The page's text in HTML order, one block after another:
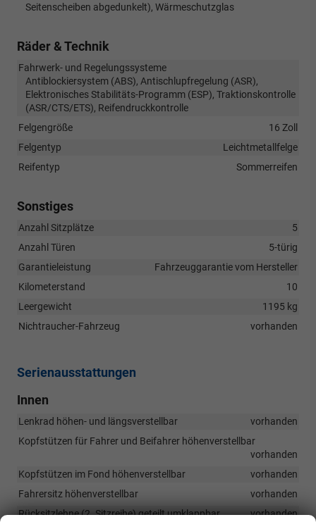
Seitenscheiben abgedunkelt), Wärmeschutzglas
Räder & Technik
Fahrwerk- und Regelungssysteme
Antiblockiersystem (ABS), Antischlupfregelung (ASR),
Elektronisches Stabilitäts-Programm (ESP), Traktionskontrolle
(ASR/CTS/ETS), Reifendruckkontrolle
Felgengröße
16 Zoll
Felgentyp
Leichtmetallfelge
Reifentyp
Sommerreifen
Sonstiges
Anzahl Sitzplätze
5
Anzahl Türen
5-türig
Garantieleistung
Fahrzeuggarantie vom Hersteller
Kilometerstand
10
Leergewicht
1195 kg
Nichtraucher-Fahrzeug
vorhanden
Serienausstattungen
Innen
Lenkrad höhen- und längsverstellbar
vorhanden
Kopfstützen für Fahrer und Beifahrer höhenverstellbar
vorhanden
Kopfstützen im Fond höhenverstellbar
vorhanden
Fahrersitz höhenverstellbar
vorhanden
Rücksitzlehne (2. Sitzreihe) geteilt umklappbar
vorhanden